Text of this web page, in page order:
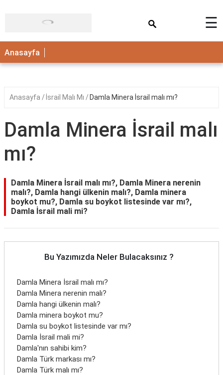
ANASAYFA
☰
Anasayfa
Anasayfa İsrail Malı Mı Damla Minera İsrail malı mı?
Damla Minera İsrail malı
mı?
Damla Minera İsrail malı mı?, Damla Minera nerenin
malı?, Damla hangi ülkenin malı?, Damla minera
boykot mu?, Damla su boykot listesinde var mı?,
Damla İsrail mali mi?
Bu Yazımızda Neler Bulacaksınız ?
Damla Minera İsrail malı mı?
Damla Minera nerenin malı?
Damla hangi ülkenin malı?
Damla minera boykot mu?
Damla su boykot listesinde var mı?
Damla İsrail mali mi?
Damla'nın sahibi kim?
Damla Türk markası mı?
Damla Türk malı mı?